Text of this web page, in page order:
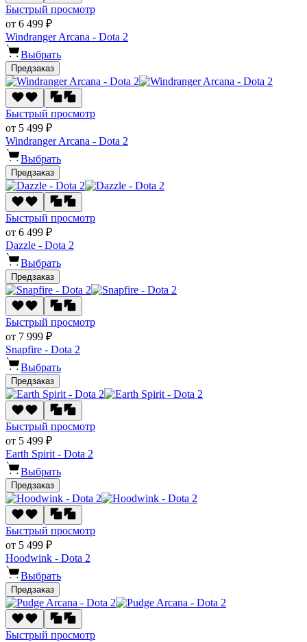
Быстрый просмотр
от 6 499 ₽
Windranger Arcana - Dota 2
Выбрать
Предзаказ
Быстрый просмотр
от 5 499 ₽
Windranger Arcana - Dota 2
Выбрать
Предзаказ
Быстрый просмотр
от 6 499 ₽
Dazzle - Dota 2
Выбрать
Предзаказ
Быстрый просмотр
от 7 999 ₽
Snapfire - Dota 2
Выбрать
Предзаказ
Быстрый просмотр
от 5 499 ₽
Earth Spirit - Dota 2
Выбрать
Предзаказ
Быстрый просмотр
от 5 499 ₽
Hoodwink - Dota 2
Выбрать
Предзаказ
Быстрый просмотр